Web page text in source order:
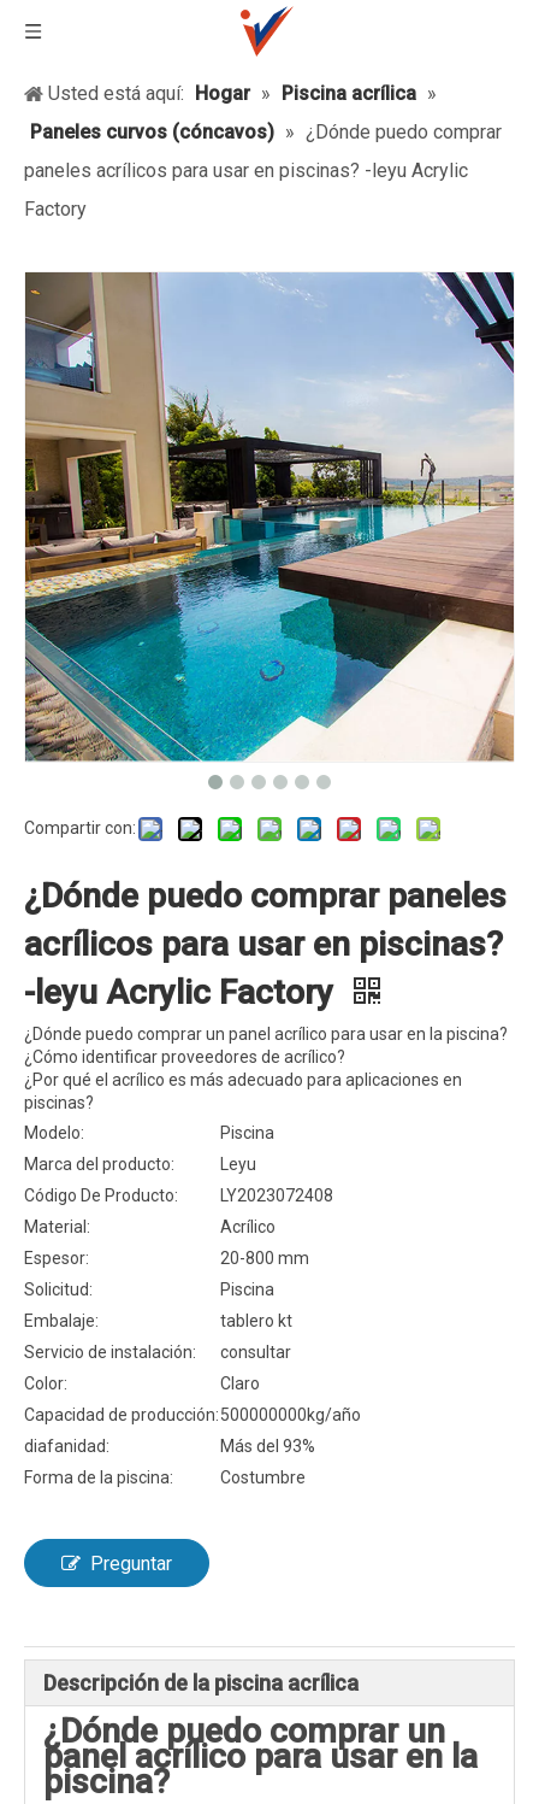
Usted está aquí: Hogar » Piscina acrílica »
Paneles curvos (cóncavos) » ¿Dónde puedo comprar
paneles acrílicos para usar en piscinas? -leyu Acrylic
Factory
Compartir con:
¿Dónde puedo comprar paneles
acrílicos para usar en piscinas?
-leyu Acrylic Factory
¿Dónde puedo comprar un panel acrílico para usar en la piscina?
¿Cómo identificar proveedores de acrílico?
¿Por qué el acrílico es más adecuado para aplicaciones en
piscinas?
Modelo:
Piscina
Marca del producto:
Leyu
Código De Producto:
LY2023072408
Material:
Acrílico
Espesor:
20-800 mm
Solicitud:
Piscina
Embalaje:
tablero kt
Servicio de instalación:
consultar
Color:
Claro
Capacidad de producción:500000000kg/año
diafanidad:
Más del 93%
Forma de la piscina:
Costumbre
Preguntar
Descripción de la piscina acrílica
¿Dónde puedo comprar un
panel acrílico para usar en la
piscina?